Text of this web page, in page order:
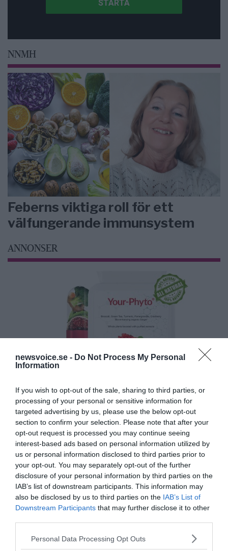
newsvoice.se - Do Not Process My Personal
Information
If you wish to opt-out of the sale, sharing to third parties, or
processing of your personal or sensitive information for
targeted advertising by us, please use the below opt-out
section to confirm your selection. Please note that after your
opt-out request is processed you may continue seeing
interest-based ads based on personal information utilized by
us or personal information disclosed to third parties prior to
your opt-out. You may separately opt-out of the further
disclosure of your personal information by third parties on the
IAB’s list of downstream participants. This information may
also be disclosed by us to third parties on the IAB’s List of
Downstream Participants that may further disclose it to other
Please note that this website/app uses one or more Google
Personal Data Processing Opt Outs
NNMH
Feberns viktiga roll för ett
välfungerande immunsystem
ANNONSER